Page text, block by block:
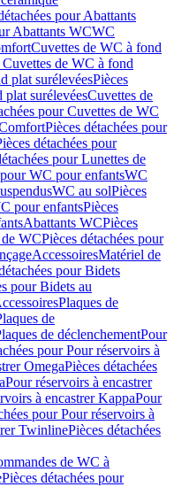
pour Abattants
Abattants WCWC
Cuvettes de WC à fond
Cuvettes de WC à fond
plat surélevéesPièces
plat surélevéesCuvettes de
pour Cuvettes de WC
Pièces détachées pour
détachées pour
pour Lunettes de
WC pour enfantsWC
WC au solPièces
pour enfantsPièces
Abattants WCPièces
WCPièces détachées pour
AccessoiresMatériel de
pour Bidets
pour Bidets au
Plaques de
de
de déclenchementPour
pour Pour réservoirs à
OmegaPièces détachées
Pour réservoirs à encastrer
à encastrer KappaPour
pour Pour réservoirs à
TwinlinePièces détachées
de WC à
Pièces détachées pour